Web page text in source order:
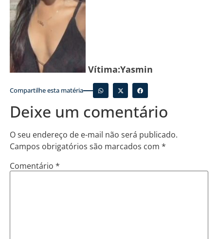
Vítima:Yasmin
Compartilhe esta matéria
Deixe um comentário
O seu endereço de e-mail não será publicado.
Campos obrigatórios são marcados com *
Comentário *